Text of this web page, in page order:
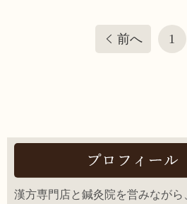
前へ 1
漢方専門店と鍼灸院を営みなが